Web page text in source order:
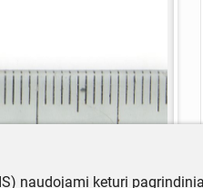
naudojami keturi